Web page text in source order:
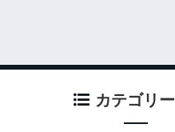
カテゴリー